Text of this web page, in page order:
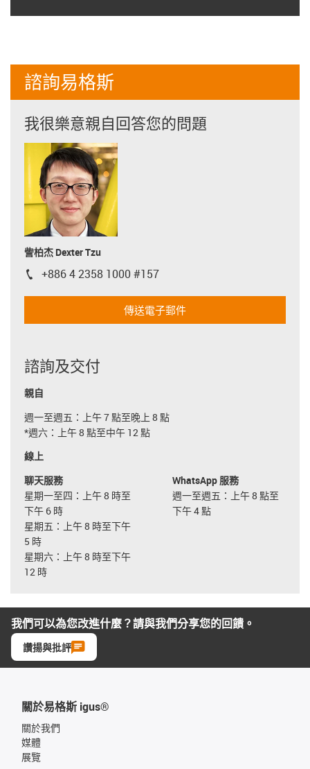
諮詢易格斯
我很樂意親自回答您的問題
訾柏杰 Dexter Tzu
igus-icon-phone
+886 4 2358 1000 #157
傳送電子郵件
諮詢及交付
親自
週一至週五：上午 7 點至晚上 8 點
*週六：上午 8 點至中午 12 點
線上
聊天服務
星期一至四：上午 8 時至
下午 6 時
星期五：上午 8 時至下午
5 時
星期六：上午 8 時至下午
12 時
WhatsApp 服務
週一至週五：上午 8 點至
下午 4 點
我們可以為您改進什麼？請與我們分享您的回饋。
讚揚與批評
關於易格斯 igus®
關於我們
媒體
展覽